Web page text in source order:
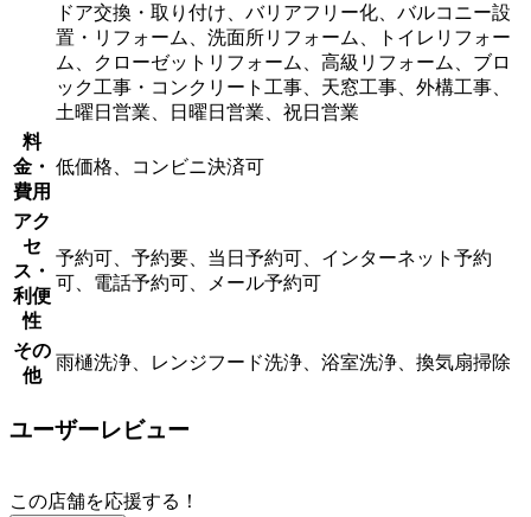
ドア交換・取り付け、バリアフリー化、バルコニー設
置・リフォーム、洗面所リフォーム、トイレリフォー
ム、クローゼットリフォーム、高級リフォーム、ブロ
ック工事・コンクリート工事、天窓工事、外構工事、
土曜日営業、日曜日営業、祝日営業
料
金・
費用
低価格、コンビニ決済可
アク
セ
ス・
利便
性
予約可、予約要、当日予約可、インターネット予約
可、電話予約可、メール予約可
その
他
雨樋洗浄、レンジフード洗浄、浴室洗浄、換気扇掃除
ユーザーレビュー
この店舗を応援する！